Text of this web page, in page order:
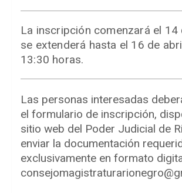
La inscripción comenzará el 14
se extenderá hasta el 16 de
13:30 horas.
Las personas interesadas
el formulario de inscripción,
sitio web del Poder Judicial de
enviar la documentación
exclusivamente en formato